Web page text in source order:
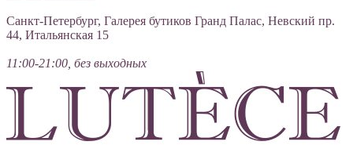
Санкт-Петербург, Галерея бутиков Гранд Палас, Невский пр.
44, Итальянская 15
11:00-21:00, без выходных